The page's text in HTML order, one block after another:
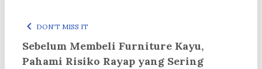
DON'T MISS IT
Sebelum Membeli Furniture Kayu,
Pahami Risiko Rayap yang Sering